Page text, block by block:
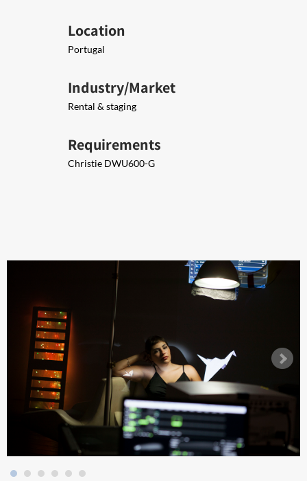
Location
Portugal
Industry/Market
Rental & staging
Requirements
​Christie DWU600-G